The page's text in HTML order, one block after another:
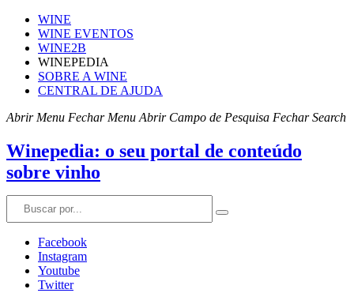
WINE
WINE EVENTOS
WINE2B
WINEPEDIA
SOBRE A WINE
CENTRAL DE AJUDA
Abrir Menu Fechar Menu Abrir Campo de Pesquisa Fechar Search
Winepedia: o seu portal de conteúdo
sobre vinho
Facebook
Instagram
Youtube
Twitter